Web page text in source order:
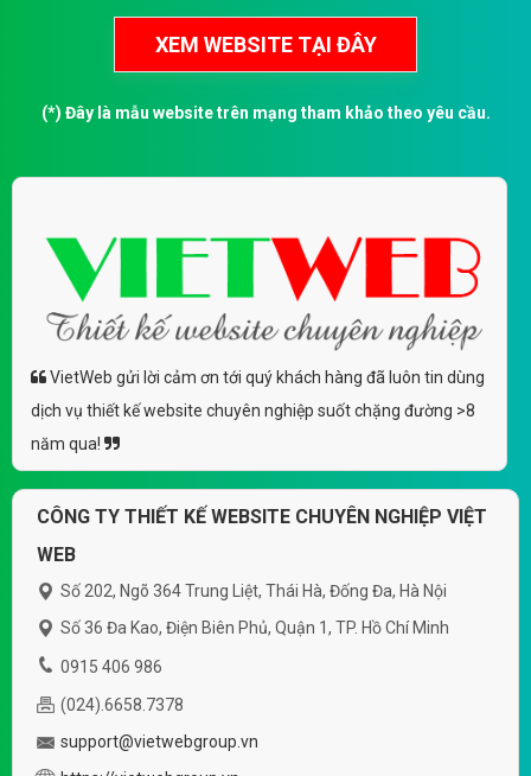
(*) Đây là mẫu website trên mạng tham khảo theo yêu cầu.
VietWeb gửi lời cảm ơn tới quý khách hàng đã luôn tin dùng
dịch vụ thiết kế website chuyên nghiệp suốt chặng đường >8
năm qua!
CÔNG TY THIẾT KẾ WEBSITE CHUYÊN NGHIỆP VIỆT
WEB
Số 202, Ngõ 364 Trung Liệt, Thái Hà, Đống Đa, Hà Nội
Số 36 Đa Kao, Điện Biên Phủ, Quận 1, TP. Hồ Chí Minh
0915 406 986
(024).6658.7378
support@vietwebgroup.vn